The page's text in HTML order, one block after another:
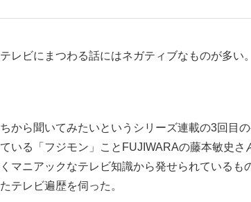
もっと見る
レビにまつわる話にはネガティブなものが多い。
ら聞いてみたいというシリーズ連載の3回目の
いる「フジモン」ことFUJIWARAの藤本敏史さ
マニアックなテレビ知識から発せられているも
テレビ遍歴を伺った。